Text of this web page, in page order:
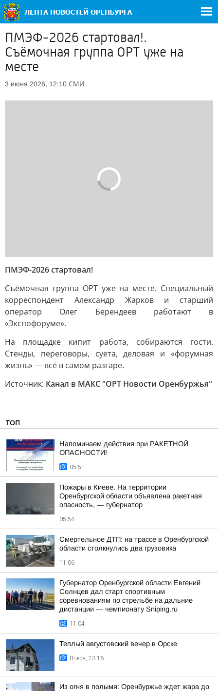
ПМЭФ-2026 стартовал!.
Съёмочная группа ОРТ уже на
месте
3 июня 2026, 12:10 СМИ
ПМЭФ-2026 стартовал!
Съёмочная группа ОРТ уже на месте. Специальный
корреспондент Александр Жарков и старший
оператор Олег Берендеев работают в
«Экспофоруме».
На площадке кипит работа, собираются гости.
Стенды, переговоры, суета, деловая и «форумная
жизнь» — всё в самом разгаре.
Источник: Канал в МАКС "ОРТ Новости Оренбуржья"
ТОП
Напоминаем действия при РАКЕТНОЙ
ОПАСНОСТИ!
05:51
Пожары в Киеве. На территории
Оренбургской области объявлена ракетная
опасность, — губернатор
05:54
Смертельное ДТП: на трассе в Оренбургской
области столкнулись два грузовика
11:06
Губернатор Оренбургской области Евгений
Солнцев дал старт спортивным
соревнованиям по стрельбе на дальние
дистанции — чемпионату Sniping.ru
11:04
Теплый августовский вечер в Орске
Вчера, 23:16
Из огня в полымя: Оренбуржье ждет жара до